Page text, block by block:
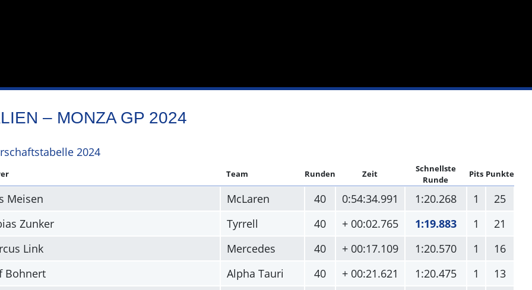
– MONZA GP 2024
2024
Team Runden Zeit
Schnellste
Runde
Pits Punkte
Meisen McLaren 40 0:54:34.991 1:20.268 1
25
Zunker Tyrrell 40 + 00:02.765 1:19.883 1
21
Link Mercedes 40 + 00:17.109 1:20.570 1
16
Bohnert Alpha Tauri 40 + 00:21.621 1:20.475 1
13